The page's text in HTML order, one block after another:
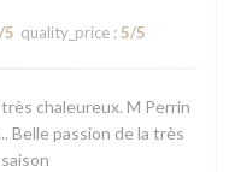
/5 quality_price : 5/5
chaleureux. M Perrin
Belle passion de la très